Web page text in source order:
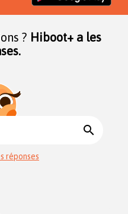
? Hiboot+ a les
search
réponses